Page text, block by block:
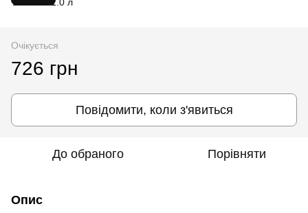
Очікується
726 грн
Повідомити, коли з'явиться
До обраного Порівняти
Опис